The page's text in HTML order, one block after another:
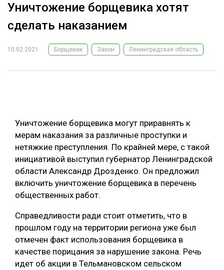
РЕКЛАМОДАТЕЛЯМ
ЛЕСНОЕ ХОЗЯЙСТВО
ЦИФРОВАЯ СРЕДА
БИОЭНЕРГЕТИКА
ЛЕСОВОССТАНОВЛЕНИЕ И ЗАЩИТА
ПРОИЗВОДСТВО ДРЕВЕСНЫХ ПЛИТ
ЦБП
КОМПЛЕКСНАЯ ПЕРЕРАБОТКА
ЛЕСОПИЛЕНИЕ
РУБРИКИ
ТЕМАТИЧЕСКИЕ ПРОЕКТЫ
ПОДБОРКИ СТАТЕЙ
Уничтожение борщевика хотят
сделать наказанием
10.02.2021 Борщевик Закон Ленинградская область
Уничтожение борщевика могут приравнять к
мерам наказания за различные проступки и
нетяжкие преступления. По крайней мере, с такой
инициативой выступил губернатор Ленинградской
области Александр Дрозденко. Он предложил
включить уничтожение борщевика в перечень
общественных работ.
Справедливости ради стоит отметить, что в
прошлом году на территории региона уже был
отмечен факт использования борщевика в
качестве порицания за нарушение закона. Речь
идет об акции в Тельмановском сельском